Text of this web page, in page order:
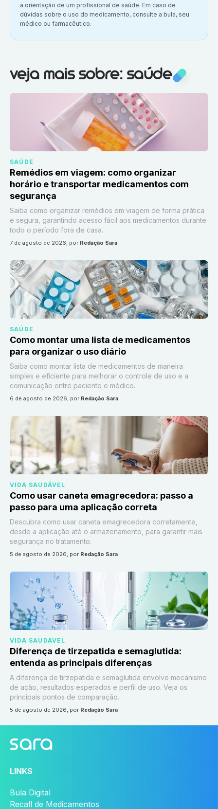
a orientação de um profissional de saúde. Em caso de
dúvidas sobre o uso do medicamento, consulte a bula, seu
médico ou farmacêutico.
Veja mais sobre:Saúde
veja mais sobre: saúde
SAÚDE
Remédios em viagem: como organizar
horário e transportar medicamentos com
segurança
Saiba como organizar remédios em viagem de forma prática
e segura, garantindo acesso fácil aos medicamentos durante
todo o período fora de casa.
7 de agosto de 2026, por Redação Sara
SAÚDE
Como montar uma lista de medicamentos
para organizar o uso diário
Saiba como montar lista de medicamentos de maneira
simples e eficiente para melhorar o controle de uso e a
comunicação entre paciente e médico.
6 de agosto de 2026, por Redação Sara
VIDA SAUDÁVEL
Como usar caneta emagrecedora: passo a
passo para uma aplicação correta
Descubra como usar caneta emagrecedora corretamente,
desde a aplicação até o armazenamento, para garantir mais
segurança no tratamento.
5 de agosto de 2026, por Redação Sara
VIDA SAUDÁVEL
Diferença de tirzepatida e semaglutida:
entenda as principais diferenças
A diferença de tirzepatida e semaglutida envolve mecanismo
de ação, resultados esperados e perfil de uso. Veja os
principais pontos de comparação.
5 de agosto de 2026, por Redação Sara
LINKS
Bula Digital
Recall de Medicamentos